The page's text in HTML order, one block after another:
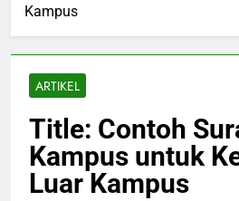
Kampus
ARTIKEL
Title: Contoh
Kampus untuk
Luar Kampus